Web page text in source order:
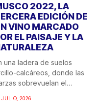
2022, LA
EDICIÓN DE
VINO MARCADO
EL PAISAJE Y LA
una ladera de suelos
calcáreos, donde las
sobrevuelan el
JULIO, 2026